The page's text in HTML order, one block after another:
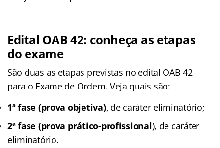
Edital OAB 42: conheça as etapas
do exame
São duas as etapas previstas no edital OAB 42
para o Exame de Ordem. Veja quais são:
1ª fase (prova objetiva), de caráter eliminatório;
2ª fase (prova prático-profissional), de caráter
eliminatório.